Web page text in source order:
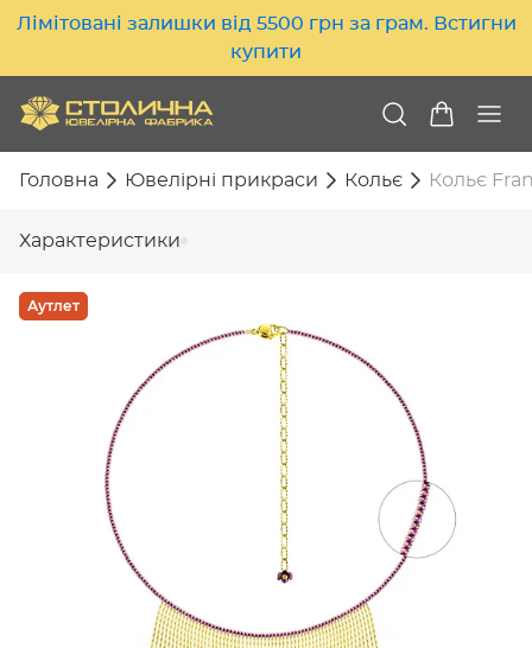
Лімітовані залишки від 5500 грн за грам. Встигни
купити
Головна Ювелірні прикраси Кольє Кольє
Характеристики
Аутлет